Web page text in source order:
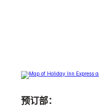
预订部：